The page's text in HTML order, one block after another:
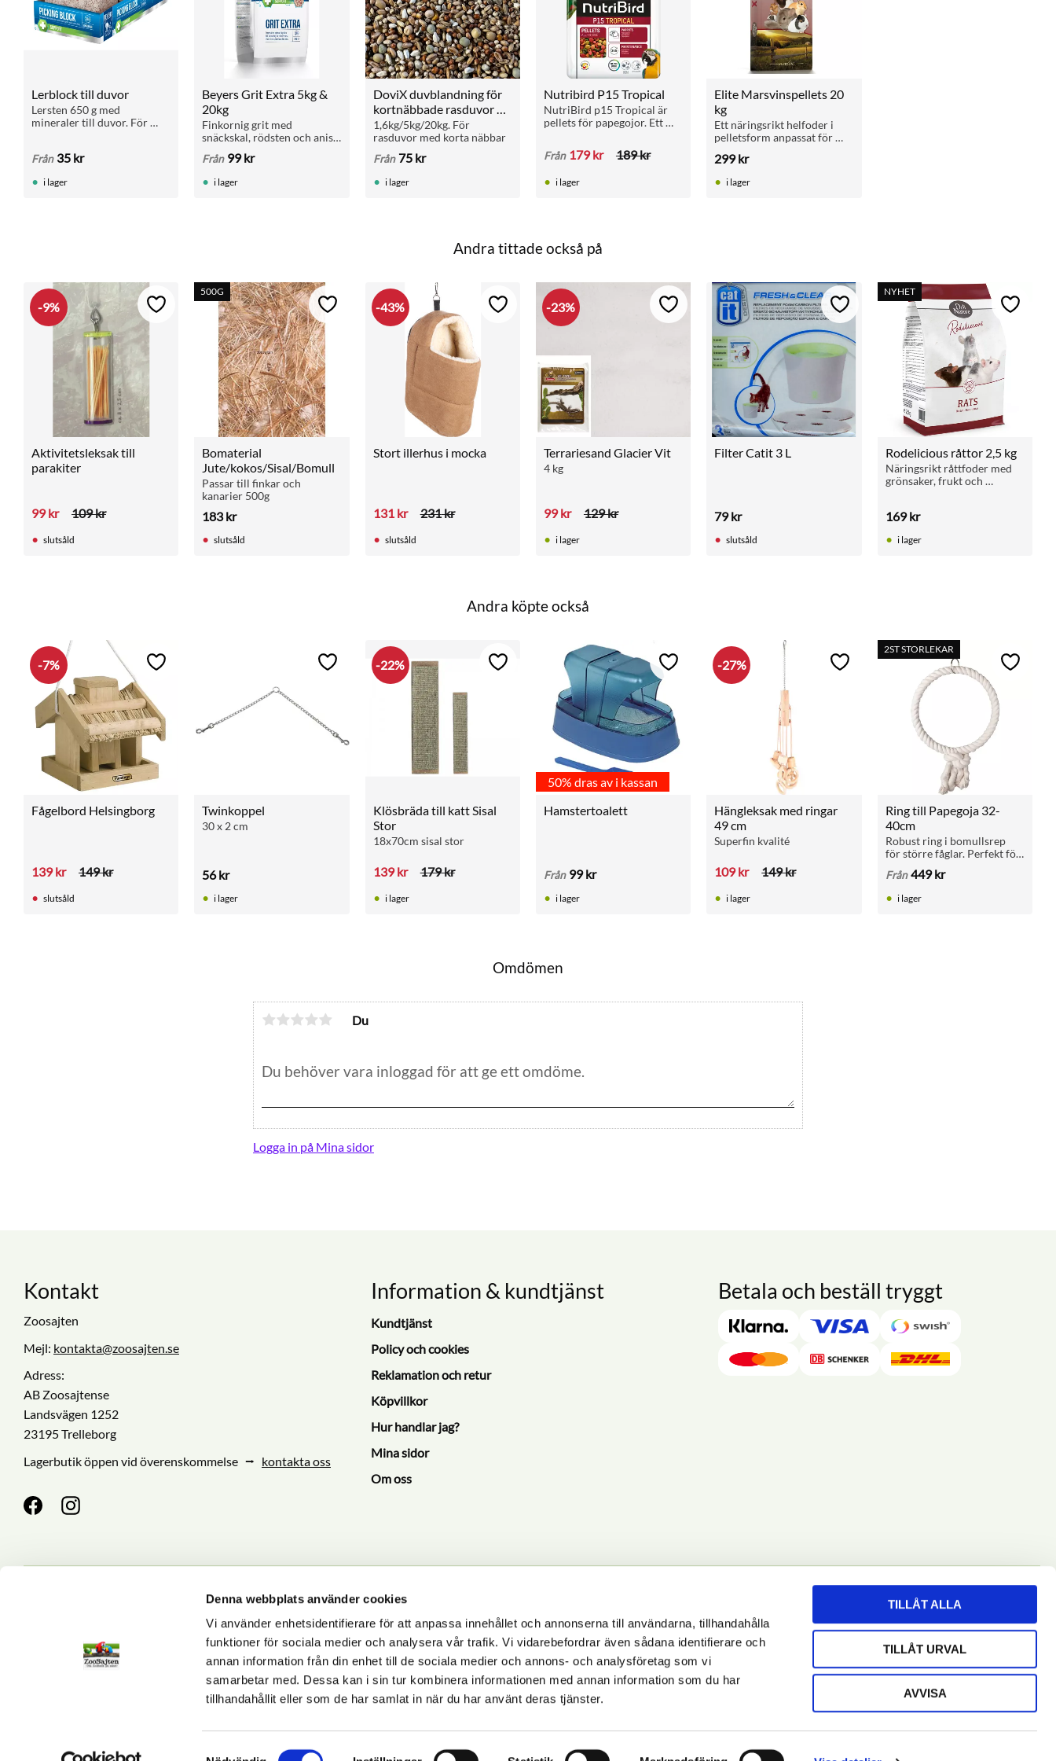
Denna webbplats använder cookies
Vi använder enhetsidentifierare för att anpassa innehållet och annonserna till användarna, tillhandahålla
funktioner för sociala medier och analysera vår trafik. Vi vidarebefordrar även sådana identifierare och
annan information från din enhet till de sociala medier och annons- och analysföretag som vi
samarbetar med. Dessa kan i sin tur kombinera informationen med annan information som du har
tillhandahållit eller som de har samlat in när du har använt deras tjänster.
TILLÅT ALLA
TILLÅT URVAL
AVVISA
Lerblock till duvor
Lersten 650 g med
mineraler till duvor. För
och andra fåglar. Finns även
Från 35 kr
i lager
Beyers Grit Extra 5kg &
20kg
Finkornig grit med
snäckskal, rödsten och anis.
benstyrka och äggskal. Ges
och 20 kg.
Från 99kr
i lager
DoviX duvblandning för
kortnäbbade rasduvor
(1,6–20 kg)
1,6kg/5kg/20kg. För
rasduvor med korta näbbar
Från 75kr
i lager
Nutribird P15 Tropical
NutriBird p15 Tropical är
pellets för papegojor. Ett
som är ett komplett
helfoder med alla
Från 179kr 189kr
i lager
Elite Marsvinspellets 20
kg
Ett näringsrikt helfoder i
pelletsform anpassat för
berikat med extra vitamin C
299kr
i lager
Andra tittade också på
Aktivitetsleksak till
parakiter
99kr 109kr
9% Lägg till i favoriter
slutsåld
Bomaterial
Jute/kokos/Sisal/Bomull
Passar till finkar och
kanarier 500g
183kr
500G
Lägg till i favoriter
slutsåld
Stort illerhus i mocka
131 kr 231kr
43% Lägg till i favoriter
slutsåld
Terrariesand Glacier Vit
4 kg
99kr 129kr
23% Lägg till i favoriter
i lager
Filter Catit 3 L
79kr
Lägg till i favoriter
slutsåld
Rodelicious råttor 2,5 kg
Näringsrikt råttfoder med
grönsaker, frukt och
råttor.
169kr
NYHET
Lägg till
i lager
Andra köpte också
Fågelbord Helsingborg
139kr 149kr
7% Lägg till i favoriter
slutsåld
Twinkoppel
30 x 2 cm
56kr
Lägg till i favoriter
i lager
Klösbräda till katt Sisal
Stor
18x70cm sisal stor
139kr 179kr
22% Lägg till i favoriter
i lager
50% dras av i kassan
Hamstertoalett
Från 99kr
Lägg till i favoriter
i lager
Hängleksak med ringar
49 cm
Superfin kvalité
109kr 149kr
27% Lägg till i favoriter
i lager
Ring till Papegoja 32-
40cm
Robust ring i bomullsrep
för större fåglar. Perfekt för
i bur eller ställning.
Från 449kr
2ST STORLEKAR
Lägg till
i lager
Omdömen
Du
Logga in på Mina sidor
Kontakt
Zoosajten
Mejl: kontakta@zoosajten.se
Adress:
AB Zoosajtense
Landsvägen 1252
23195 Trelleborg
Lagerbutik öppen vid överenskommelse ⭢ kontakta oss
Information & kundtjänst
Kundtjänst
Policy och cookies
Reklamation och retur
Köpvillkor
Hur handlar jag?
Mina sidor
Om oss
Betala och beställ tryggt
Nyhetsbrev
PRENUMERERA
Dina personuppgifter behandlas i enlighet med vår integritetspolicy